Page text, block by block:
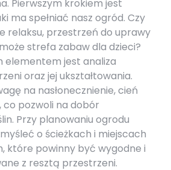
Pierwszym krokiem jest
ma spełniać nasz ogród. Czy
relaksu, przestrzeń do uprawy
strefa zabaw dla dzieci?
elementem jest analiza
oraz jej ukształtowania.
na nasłonecznienie, cień
co pozwoli na dobór
Przy planowaniu ogrodu
o ścieżkach i miejscach
które powinny być wygodne i
z resztą przestrzeni.